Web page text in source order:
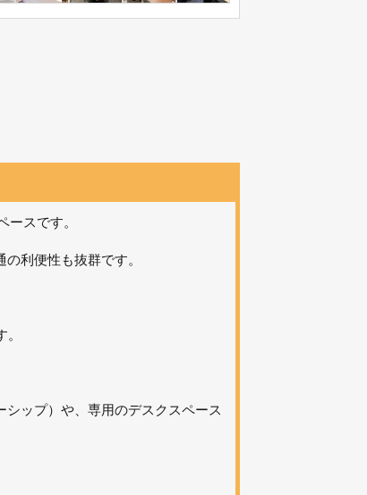
スです。
利便性も抜群です。
ップ）や、専用のデスクスペース